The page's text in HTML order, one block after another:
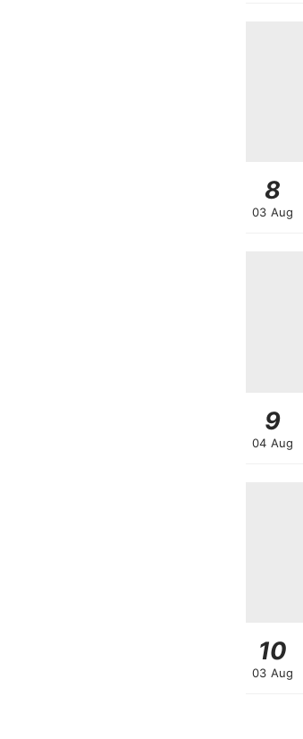
8
03 Aug
9
04 Aug
10
03 Aug